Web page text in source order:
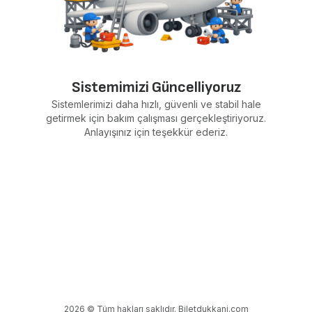
Sistemimizi Güncelliyoruz
Sistemlerimizi daha hızlı, güvenli ve stabil hale
getirmek için bakım çalışması gerçekleştiriyoruz.
Anlayışınız için teşekkür ederiz.
2026 © Tüm hakları saklıdır. Biletdukkani.com